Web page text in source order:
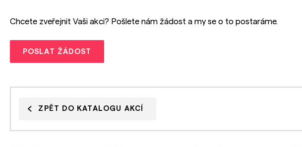
Chcete zveřejnit Vaši akci? Pošlete nám žádost a my se o to postaráme.
POSLAT ŽÁDOST
ZPĚT DO KATALOGU AKCÍ